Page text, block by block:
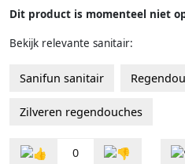
Dit product is momenteel niet
Bekijk relevante sanitair:
Sanifun sanitair
Zilveren regendouches
0